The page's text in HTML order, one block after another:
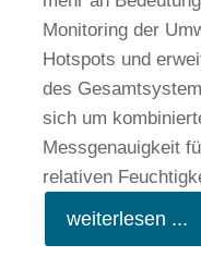
Monitoring der
Hotspots und
des
sich um
Messgenauigkeit
relativen
weiterlesen ...